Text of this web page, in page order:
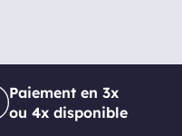
Paiement en 3x
ou 4x disponible